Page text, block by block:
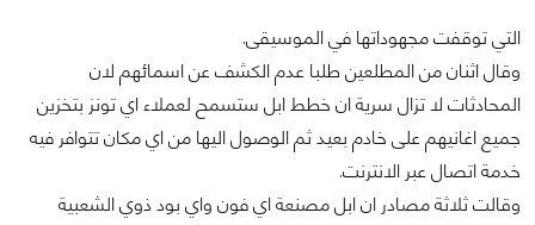
التي توقفت مجهوداتها في الموسيقى.
وقال اثنان من المطلعين طلبا عدم الكشف عن اسمائهم لان
المحادثات لا تزال سرية ان خطط ابل ستسمح لعملاء اي تونز بتخزين
جميع اغانيهم على خادم بعيد ثم الوصول اليها من اي مكان تتوافر فيه
خدمة اتصال عبر الانترنت.
وقالت ثلاثة مصادر ان ابل مصنعة اي فون واي بود ذوي الشعبية